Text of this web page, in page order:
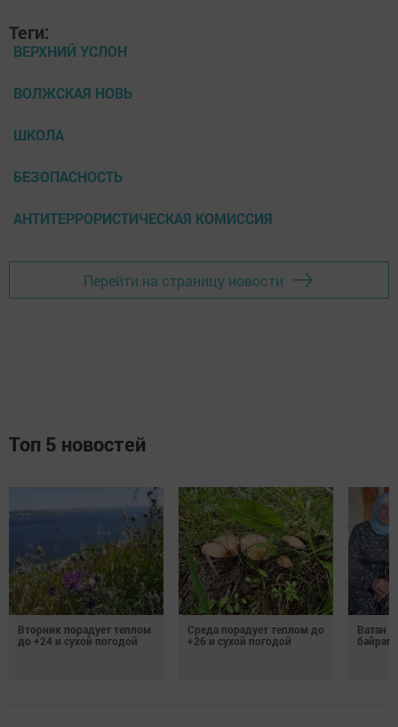
Теги:
ВЕРХНИЙ УСЛОН
ВОЛЖСКАЯ НОВЬ
ШКОЛА
БЕЗОПАСНОСТЬ
АНТИТЕРРОРИСТИЧЕСКАЯ КОМИССИЯ
Перейти на страницу новости
Топ 5 новостей
Вторник порадует теплом
до +24 и сухой погодой
Среда порадует теплом до
+26 и сухой погодой
Ватан
бәйрәм